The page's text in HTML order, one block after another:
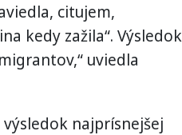
citujem,
kedy zažila“.
uviedla
najprísnejšej